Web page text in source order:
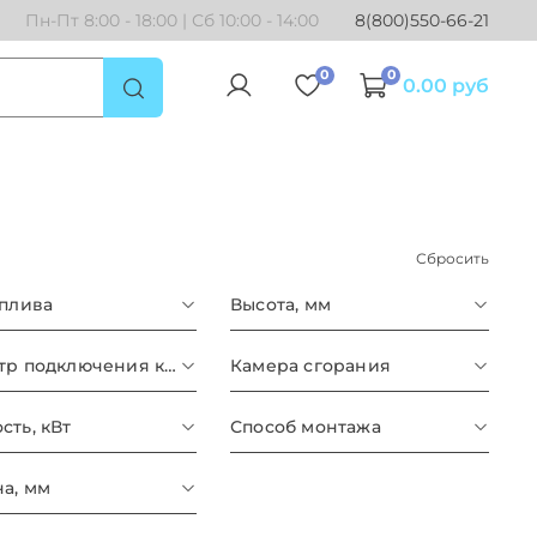
Пн-Пт 8:00 - 18:00 | Сб 10:00 - 14:00 8(800)550-66-21
0 0 0.00 руб
Сбросить
Высота, мм
Диаметр подключения к контуру отопления Камера сгорания
кВт Способ монтажа
мм